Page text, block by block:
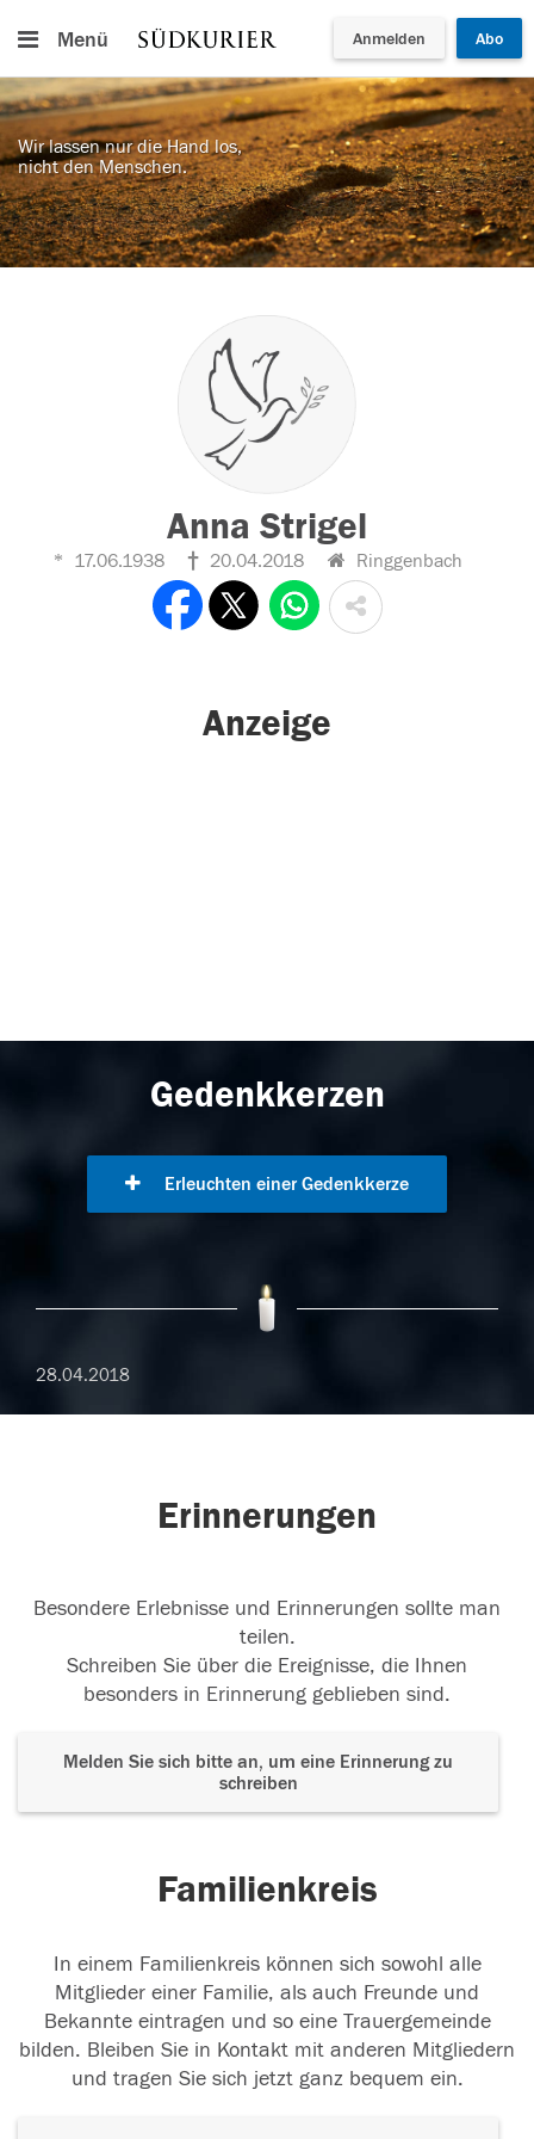
Menü Anmelden Abo
Wir lassen nur die Hand los,
nicht den Menschen.
Anna Strigel
17.06.1938 20.04.2018 Ringgenbach
Anzeige
Gedenkkerzen
Erleuchten einer Gedenkkerze
28.04.2018
Erinnerungen
Besondere Erlebnisse und Erinnerungen sollte man
teilen.
Schreiben Sie über die Ereignisse, die Ihnen
besonders in Erinnerung geblieben sind.
Melden Sie sich bitte an, um eine Erinnerung zu
schreiben
Familienkreis
In einem Familienkreis können sich sowohl alle
Mitglieder einer Familie, als auch Freunde und
Bekannte eintragen und so eine Trauergemeinde
bilden. Bleiben Sie in Kontakt mit anderen Mitgliedern
und tragen Sie sich jetzt ganz bequem ein.